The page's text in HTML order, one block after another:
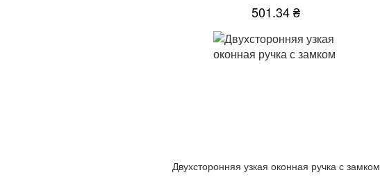
501.34 ₴
Двухсторонняя узкая оконная ручка с замком